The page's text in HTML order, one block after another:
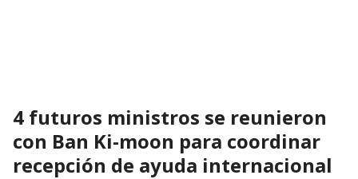
4 futuros ministros se reunieron
con Ban Ki-moon para coordinar
recepción de ayuda internacional